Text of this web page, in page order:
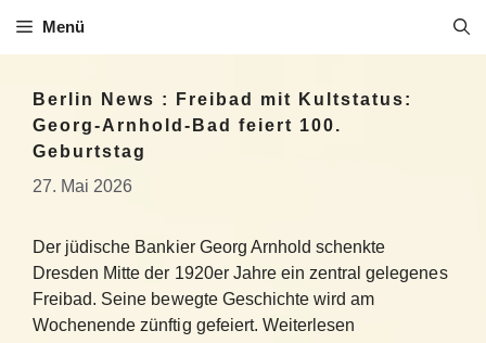
Inhalt
Menü
Berlin News : Freibad mit Kultstatus:
Georg-Arnhold-Bad feiert 100.
Geburtstag
27. Mai 2026
Der jüdische Bankier Georg Arnhold schenkte
Dresden Mitte der 1920er Jahre ein zentral gelegenes
Freibad. Seine bewegte Geschichte wird am
Wochenende zünftig gefeiert. Weiterlesen